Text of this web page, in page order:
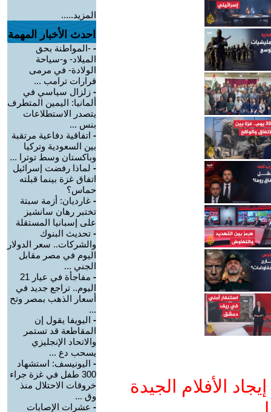
الأفلام الجيدة
المزيد.....
احدث الأخبار المهمة
- -المواطنة بحق
الميلاد- و-سياحة
الولادة- في مرمى
قرارات ترامب ...
- زلزال سياسي في
ألمانيا: اليمين المتطرف
يتصدر الاستطلاعات
بنس ...
- اتفاقية دفاعية مرتقبة
بين السعودية وتركيا
وباكستان وسط توترا ...
- لماذا رفضت إسرائيل
اتفاق غزة بينما قبلته
حماس؟
- غارديان: أزمة سبتة
تختبر رهان سانشيز
على إسبانيا المستقلة
- تحديث البنوك
والشركات.. سعر الدولار
اليوم في مصر مقابل
الجني ...
-
مفاجأة في عيار 21
اليوم.. تراجع جديد في
أسعار الذهب بمصر وتح
...
- اليويفا يقول إن
المقاطعة قد تستمر
والاتحاد الإنجليزي
يسحب دع ...
- اليونيسف: استشهاد
300 طفل في غزة جراء
خروقات الاحتلال منذ
وق ...
- عشرات الإصابات